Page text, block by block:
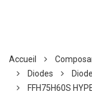
Accueil
Diodes
FFH75H60S